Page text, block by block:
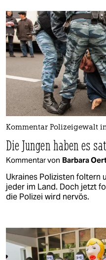
Kommentar Polizeigewalt
Die Jungen haben es
Kommentar von Barbara
Ukraines Polizisten foltern
jeder im Land. Doch jetzt
die Polizei wird nervös.